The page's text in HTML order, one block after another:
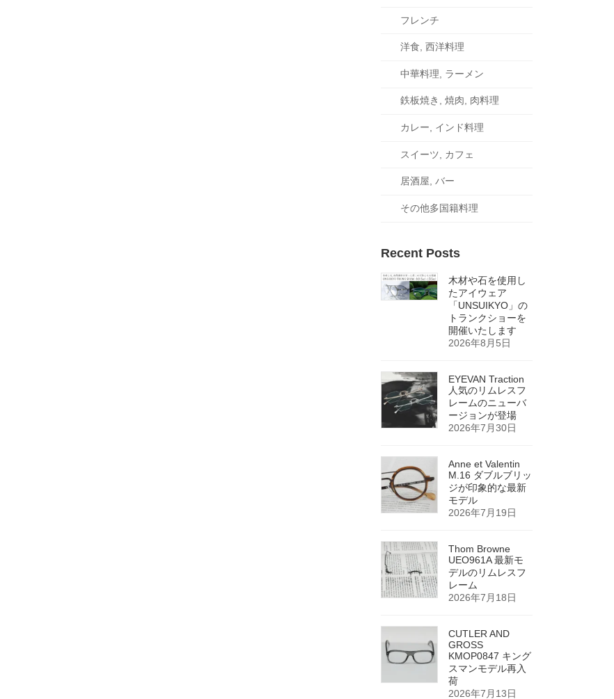
フレンチ
洋食, 西洋料理
中華料理, ラーメン
鉄板焼き, 焼肉, 肉料理
カレー, インド料理
スイーツ, カフェ
居酒屋, バー
その他多国籍料理
Recent Posts
木材や石を使用し
たアイウェア
「UNSUIKYO」の
トランクショーを
開催いたします
2026年8月5日
EYEVAN Traction
人気のリムレスフ
レームのニューバ
ージョンが登場
2026年7月30日
Anne et Valentin
M.16 ダブルブリッ
ジが印象的な最新
モデル
2026年7月19日
Thom Browne
UEO961A 最新モ
デルのリムレスフ
レーム
2026年7月18日
CUTLER AND
GROSS
KMOP0847 キング
スマンモデル再入
荷
2026年7月13日